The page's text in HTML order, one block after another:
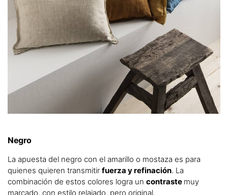
Negro
La apuesta del negro con el amarillo o mostaza es para
quienes quieren transmitir fuerza y refinación. La
combinación de estos colores logra un contraste muy
marcado, con estilo relajado, pero original.